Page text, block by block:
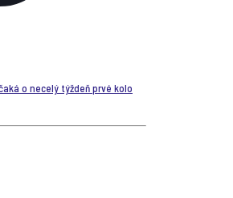
o necelý týždeň prvé kolo